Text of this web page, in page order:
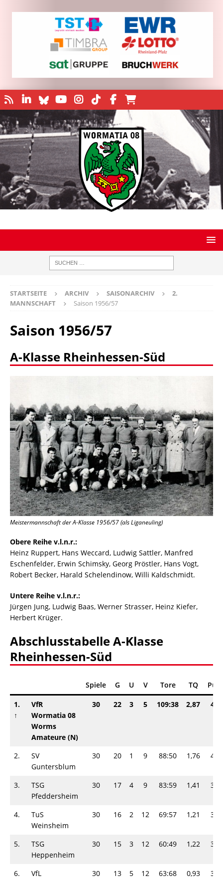
STARTSEITE ARCHIV SAISONARCHIV
2.
MANNSCHAFT
Saison 1956/57
Saison 1956/57
A-Klasse Rheinhessen-Süd
Meistermannschaft der A-Klasse 1956/57 (als Liganeuling)
Obere Reihe v.l.n.r.:
Heinz Ruppert, Hans Weccard, Ludwig Sattler, Manfred
Eschenfelder, Erwin Schimsky, Georg Pröstler, Hans Vogt,
Robert Becker, Harald Schelendinow, Willi Kaldschmidt.
Untere Reihe v.l.n.r.:
Jürgen Jung, Ludwig Baas, Werner Strasser, Heinz Kiefer,
Herbert Krüger.
Abschlusstabelle A-Klasse
Rheinhessen-Süd
Spiele G U V Tore TQ
1.
↑
VfR
Wormatia 08
Worms
Amateure (N)
30 22 3 5 109:38 2,87 47-
2.
SV
Guntersblum
30 20 1 9 88:50 1,76 41-
3.
TSG
Pfeddersheim
30 17 4 9 83:59 1,41 38-
4.
TuS
Weinsheim
30 16 2 12 69:57 1,21 34-
5.
TSG
Heppenheim
30 15 3 12 60:49 1,22 33-
6.
VfL
30 13 5 12 63:68 0,93 31-